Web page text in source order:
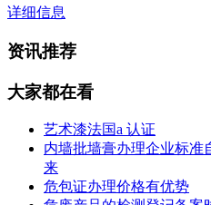
详细信息
资讯推荐
大家都在看
艺术漆法国a 认证
内墙批墙膏办理企业标准
来
危包证办理价格有优势